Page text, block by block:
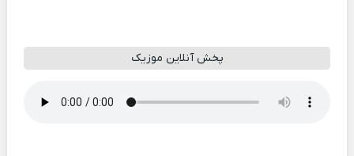
پخش آنلاین موزیک